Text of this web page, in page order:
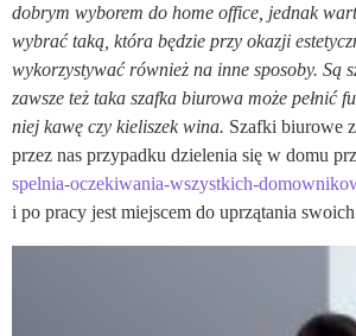
dobrym wyborem do home office, jednak
wybrać taką, która będzie przy okazji
wykorzystywać również na inne sposoby. Są
zawsze też taka szafka biurowa może pełnić
niej kawę czy kieliszek wina. Szafki biurowe
przez nas przypadku dzielenia się w domu
spelnia-oczekiwania-wszystkich-
i po pracy jest miejscem do uprzątania swoich